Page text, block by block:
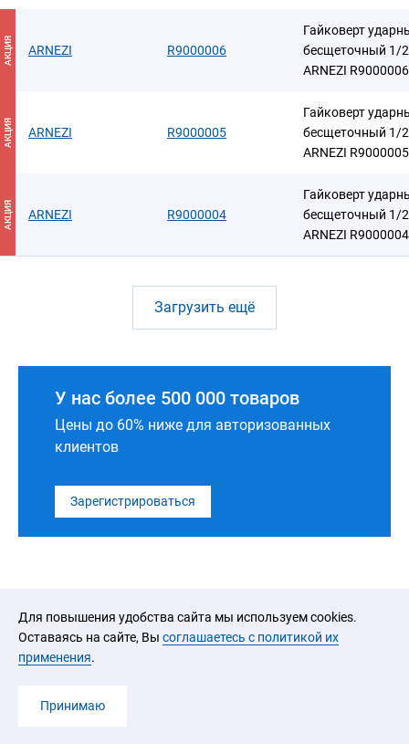
Для повышения удобства сайта мы используем cookies.
Оставаясь на сайте, Вы соглашаетесь с политикой их
применения.
Принимаю
АКЦИЯ ARNEZI R9000006
Гайковерт
бесщеточный 1/2
ARNEZI R9000006
АКЦИЯ ARNEZI R9000005
Гайковерт
бесщеточный 1/2
ARNEZI R9000005
АКЦИЯ ARNEZI R9000004
Гайковерт
бесщеточный 1/2
ARNEZI R9000004
Загрузить ещё
У нас более 500 000 товаров
Цены до 60% ниже для авторизованных
клиентов
Зарегистрироваться